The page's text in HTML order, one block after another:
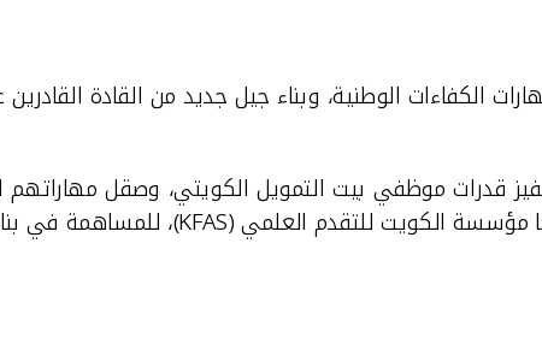
الكفاءات الوطنية، وبناء جيل جديد من القادة القادرين
بما لمسناه من نجاح برنامج "تحدي الابتكار 2025" في تحفيز قدرات موظفي بيت التمويل
مؤسسة الكويت للتقدم العلمي (KFAS)، للمساهمة في